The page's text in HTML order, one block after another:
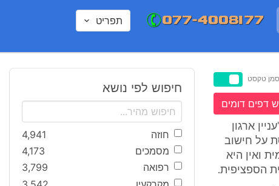
תפריט
סמן טקסט
דפים דומים
ארגון
על חישוב
ואין היא
הספציפית.
חיפוש לפי נושא
חוזה
4,941
מסמכים
4,173
רפואה
3,799